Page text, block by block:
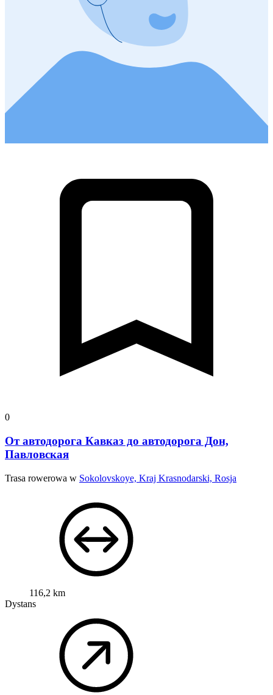
0
От автодорога Кавказ до автодорога Дон,
Павловская
Trasa rowerowa w Sokolovskoye, Kraj Krasnodarski, Rosja
116,2 km
Dystans